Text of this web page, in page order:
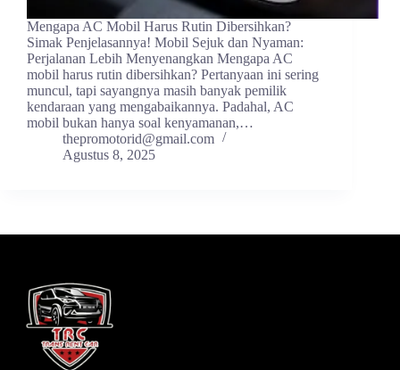
Mengapa AC Mobil Harus Rutin Dibersihkan?
Simak Penjelasannya! Mobil Sejuk dan Nyaman:
Perjalanan Lebih Menyenangkan Mengapa AC
mobil harus rutin dibersihkan? Pertanyaan ini sering
muncul, tapi sayangnya masih banyak pemilik
kendaraan yang mengabaikannya. Padahal, AC
mobil bukan hanya soal kenyamanan,…
thepromotorid@gmail.com
Agustus 8, 2025